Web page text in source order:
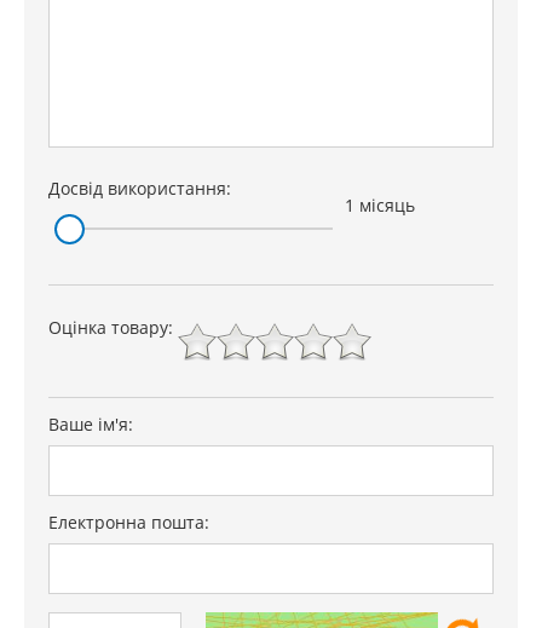
Досвід використання:
1 місяць
Оцінка товару:
Ваше ім'я:
Електронна пошта: